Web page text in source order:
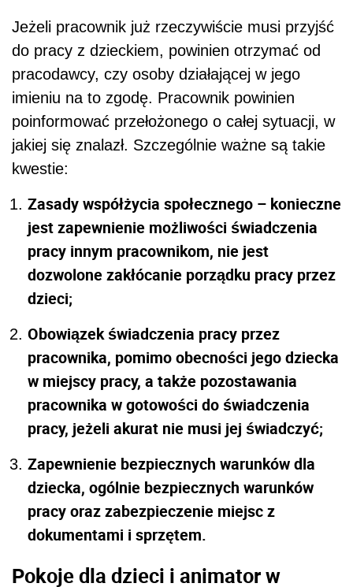
Jeżeli pracownik już rzeczywiście musi przyjść
do pracy z dzieckiem, powinien otrzymać od
pracodawcy, czy osoby działającej w jego
imieniu na to zgodę. Pracownik powinien
poinformować przełożonego o całej sytuacji, w
jakiej się znalazł. Szczególnie ważne są takie
kwestie:
Zasady współżycia społecznego – konieczne
jest zapewnienie możliwości świadczenia
pracy innym pracownikom, nie jest
dozwolone zakłócanie porządku pracy przez
dzieci;
Obowiązek świadczenia pracy przez
pracownika, pomimo obecności jego dziecka
w miejscy pracy, a także pozostawania
pracownika w gotowości do świadczenia
pracy, jeżeli akurat nie musi jej świadczyć;
Zapewnienie bezpiecznych warunków dla
dziecka, ogólnie bezpiecznych warunków
pracy oraz zabezpieczenie miejsc z
dokumentami i sprzętem.
Pokoje dla dzieci i animator w